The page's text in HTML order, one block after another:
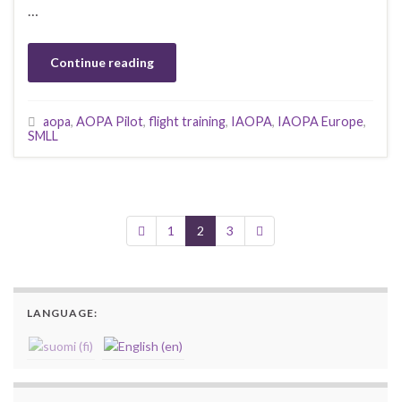
…
Continue reading
aopa, AOPA Pilot, flight training, IAOPA, IAOPA Europe,
SMLL
1 2 3
LANGUAGE: